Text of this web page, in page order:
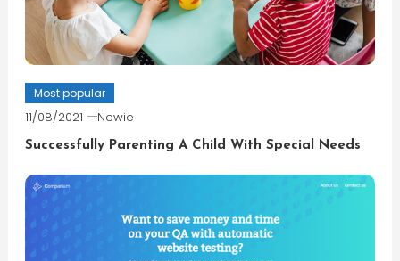
Most popular
11/08/2021 Newie
Successfully Parenting A Child With Special Needs